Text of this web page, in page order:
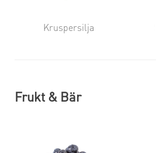
Kruspersilja
Frukt & Bär